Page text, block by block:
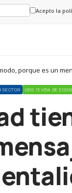
Acepto la
porque es un
SECTOR ODS 15 VIDA DE